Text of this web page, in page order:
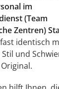
im
(Team
Zentren)
identisch
und